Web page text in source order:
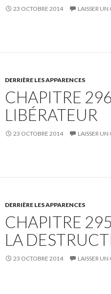
23 OCTOBRE 2014 LAISSER
DERRIÈRE LES APPARENCES
CHAPITRE
LIBÉRATEUR
23 OCTOBRE 2014 LAISSER
DERRIÈRE LES APPARENCES
CHAPITRE 295
LA
23 OCTOBRE 2014 LAISSER